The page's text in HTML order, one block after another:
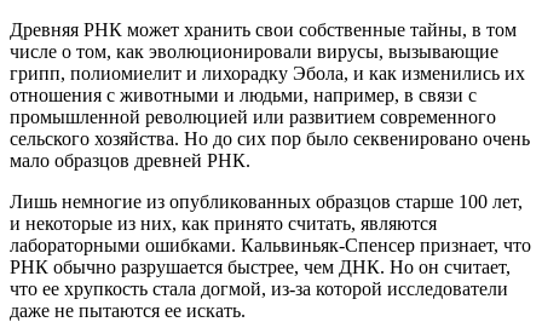
Древняя РНК может хранить свои собственные тайны, в том
числе о том, как эволюционировали вирусы, вызывающие
грипп, полиомиелит и лихорадку Эбола, и как изменились их
отношения с животными и людьми, например, в связи с
промышленной революцией или развитием современного
сельского хозяйства. Но до сих пор было секвенировано очень
мало образцов древней РНК.
Лишь немногие из опубликованных образцов старше 100 лет,
и некоторые из них, как принято считать, являются
лабораторными ошибками. Кальвиньяк-Спенсер признает, что
РНК обычно разрушается быстрее, чем ДНК. Но он считает,
что ее хрупкость стала догмой, из-за которой исследователи
даже не пытаются ее искать.